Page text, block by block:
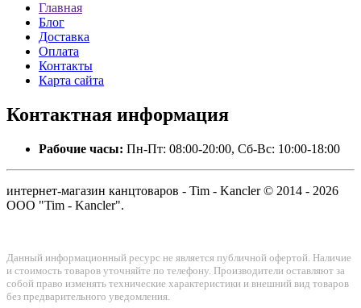
Главная
Блог
Доставка
Оплата
Контакты
Карта сайта
Контактная информация
Рабочие часы: Пн-Пт: 08:00-20:00, Сб-Вс: 10:00-18:00
интернет-магазин канцтоваров - Tim - Kancler © 2014 - 2026
ООО "Tim - Kancler".
Данный информационный ресурс не является публичной офертой. Наличие
и стоимость товаров уточняйте по телефону. Производители оставляют за
собой право изменять технические характеристики и внешний вид товаров
без предварительного уведомления.